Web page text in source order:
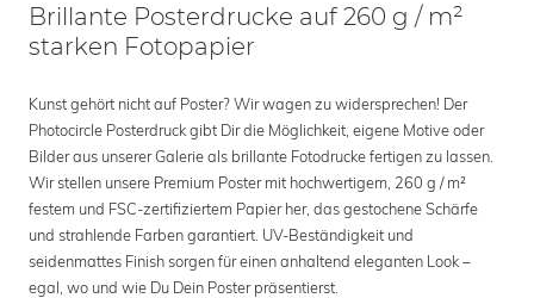
Brillante Posterdrucke auf 260 g / m²
starken Fotopapier
Kunst gehört nicht auf Poster? Wir wagen zu widersprechen! Der
Photocircle Posterdruck gibt Dir die Möglichkeit, eigene Motive oder
Bilder aus unserer Galerie als brillante Fotodrucke fertigen zu lassen.
Wir stellen unsere Premium Poster mit hochwertigem, 260 g / m²
festem und FSC-zertifiziertem Papier her, das gestochene Schärfe
und strahlende Farben garantiert. UV-Beständigkeit und
seidenmattes Finish sorgen für einen anhaltend eleganten Look –
egal, wo und wie Du Dein Poster präsentierst.